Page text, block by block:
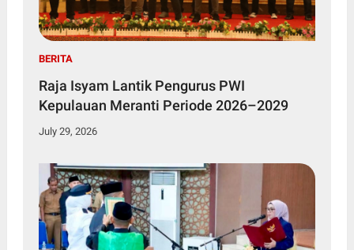
BERITA
Raja Isyam Lantik Pengurus PWI
Kepulauan Meranti Periode 2026–2029
July 29, 2026